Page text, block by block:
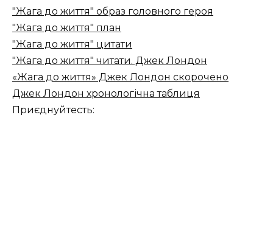
"Жага до життя" образ головного героя
"Жага до життя" план
"Жага до життя" цитати
"Жага до життя" читати. Джек Лондон
«Жага до життя» Джек Лондон скорочено
Джек Лондон хронологічна таблиця
Приєднуйтесть: